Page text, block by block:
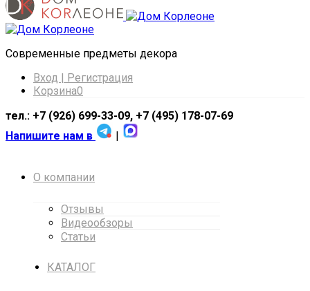
Cовременные предметы декора
Вход | Регистрация
Корзина0
тел.: +7 (926) 699-33-09, +7 (495) 178-07-69
Напишите нам в
|
О компании
Отзывы
Видеообзоры
Статьи
КАТАЛОГ